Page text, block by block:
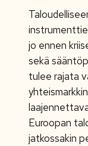
jo ennen
sekä
tulee rajata
Euroopan
jatkossakin